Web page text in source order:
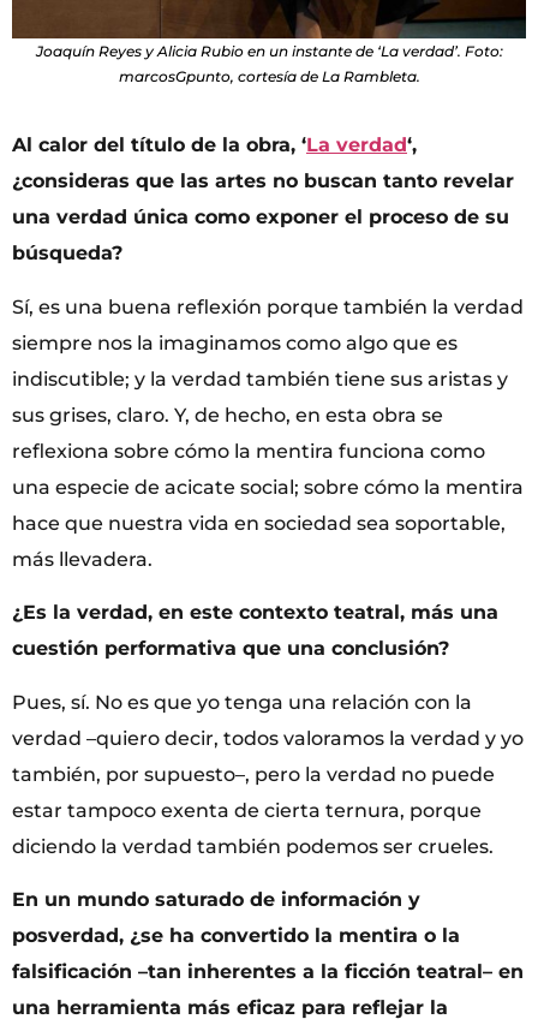
Joaquín Reyes y Alicia Rubio en un instante de ‘La verdad’. Foto:
marcosGpunto, cortesía de La Rambleta.
Al calor del título de la obra, ‘La verdad‘,
¿consideras que las artes no buscan tanto revelar
una verdad única como exponer el proceso de su
búsqueda?
Sí, es una buena reflexión porque también la verdad
siempre nos la imaginamos como algo que es
indiscutible; y la verdad también tiene sus aristas y
sus grises, claro. Y, de hecho, en esta obra se
reflexiona sobre cómo la mentira funciona como
una especie de acicate social; sobre cómo la mentira
hace que nuestra vida en sociedad sea soportable,
más llevadera.
¿Es la verdad, en este contexto teatral, más una
cuestión performativa que una conclusión?
Pues, sí. No es que yo tenga una relación con la
verdad –quiero decir, todos valoramos la verdad y yo
también, por supuesto–, pero la verdad no puede
estar tampoco exenta de cierta ternura, porque
diciendo la verdad también podemos ser crueles.
En un mundo saturado de información y
posverdad, ¿se ha convertido la mentira o la
falsificación –tan inherentes a la ficción teatral– en
una herramienta más eficaz para reflejar la